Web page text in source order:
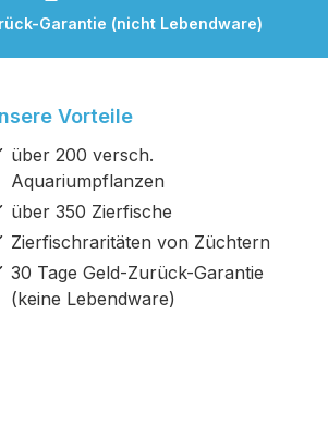
Garantie (nicht Lebendware)
Vorteile
über 200 versch.
Aquariumpflanzen
über 350 Zierfische
Zierfischraritäten von Züchtern
30 Tage Geld-Zurück-Garantie
(keine Lebendware)